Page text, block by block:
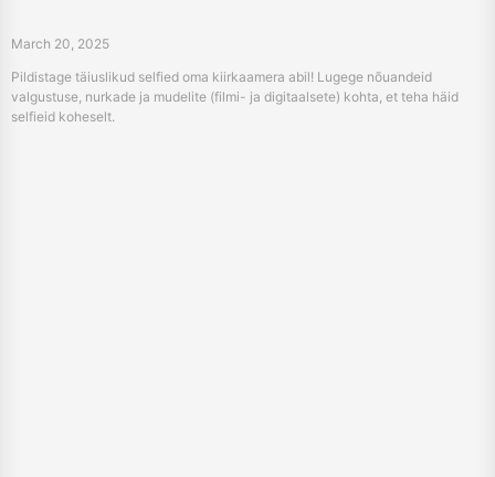
March 20, 2025
Pildistage täiuslikud selfied oma kiirkaamera abil! Lugege nõuandeid
valgustuse, nurkade ja mudelite (filmi- ja digitaalsete) kohta, et teha häid
selfieid koheselt.